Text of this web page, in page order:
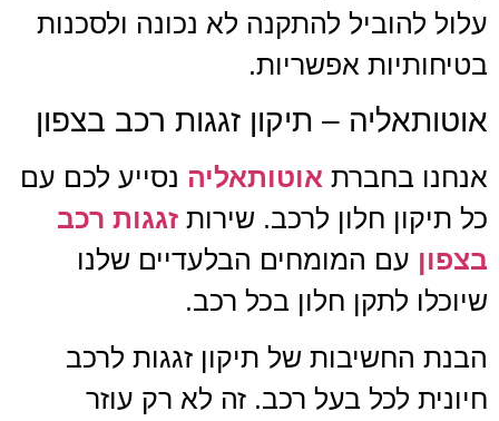
עלול להוביל להתקנה לא נכונה ולסכנות
בטיחותיות אפשריות.
אוטותאליה – תיקון זגגות רכב בצפון
אנחנו בחברת אוטותאליה נסייע לכם עם
כל תיקון חלון לרכב. שירות זגגות רכב
בצפון עם המומחים הבלעדיים שלנו
שיוכלו לתקן חלון בכל רכב.
הבנת החשיבות של תיקון זגגות לרכב
חיונית לכל בעל רכב. זה לא רק עוזר